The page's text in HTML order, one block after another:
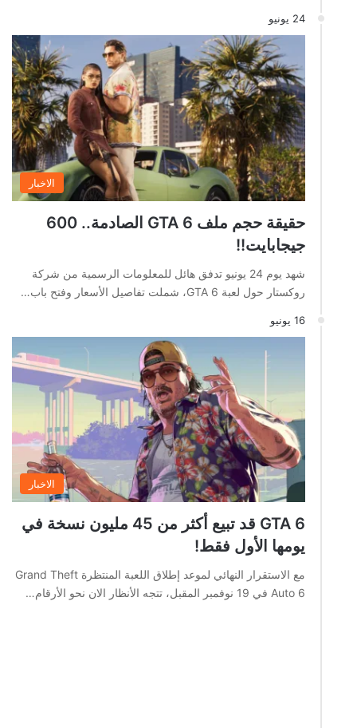
24 يونيو
الاخبار
حقيقة حجم ملف GTA 6 الصادمة.. 600
جيجابايت!!
شهد يوم 24 يونيو تدفق هائل للمعلومات الرسمية من شركة
روكستار حول لعبة GTA 6، شملت تفاصيل الأسعار وفتح باب…
16 يونيو
الاخبار
GTA 6 قد تبيع أكثر من 45 مليون نسخة في
يومها الأول فقط!
مع الاستقرار النهائي لموعد إطلاق اللعبة المنتظرة Grand Theft
Auto 6 في 19 نوفمبر المقبل، تتجه الأنظار الان نحو الأرقام…